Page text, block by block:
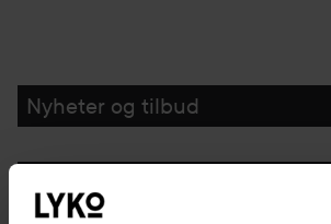
Nyheter og tilbud